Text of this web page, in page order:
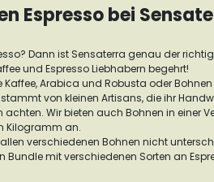
Espresso bei
Dann ist Sensaterra genau der
und Espresso Liebhabern begehrt!
Arabica und Robusta oder Bohnen
von kleinen Artisans, die ihr
achten. Wir bieten auch Bohnen in einer
Kilogramm an.
verschiedenen Bohnen nicht
Bundle mit verschiedenen Sorten an